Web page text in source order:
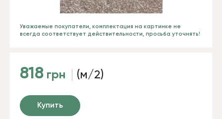
Уважаемые покупатели, комплектация на картинке не
всегда соответствует действительности, просьба уточнять!
818 грн (м/2)
Купить